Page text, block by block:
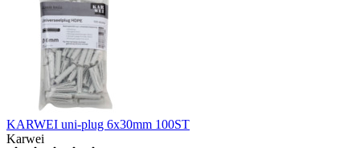
KARWEI uni-plug 6x30mm 100ST
Karwei